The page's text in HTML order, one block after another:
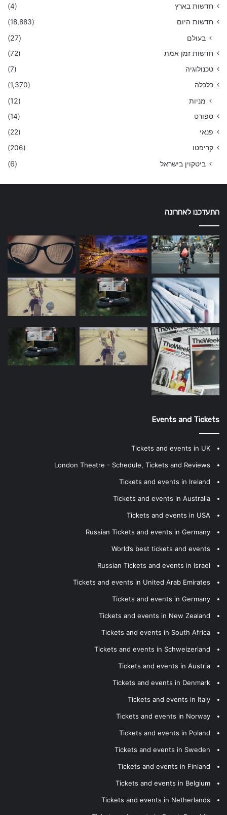
חדשות בארץ
(4)
חדשות היום
(18,883)
בעולם (27)
חדשות זמן אמת
(72)
טכנולוגיה
(7)
כלכלה
(1,370)
מניות (12)
ספורט
(14)
פנאי
(22)
קריפטו
(206)
ביטקוין בישראל (6)
התעדכנו לאחרונה
Events and Tickets
Tickets and events in UK
London Theatre - Schedule, Tickets and Reviews
Tickets and events in Ireland
Tickets and events in Australia
Tickets and events in USA
Russian Tickets and events in Germany
World’s best tickets and events
Russian Tickets and events in Israel
Tickets and events in United Arab Emirates
Tickets and events in Germany
Tickets and events in New Zealand
Tickets and events in South Africa
Tickets and events in Schweizerland
Tickets and events in Austria
Tickets and events in Denmark
Tickets and events in Italy
Tickets and events in Norway
Tickets and events in Poland
Tickets and events in Sweden
Tickets and events in Finland
Tickets and events in Belgium
Tickets and events in Netherlands